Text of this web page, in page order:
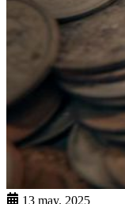
13 may. 2025